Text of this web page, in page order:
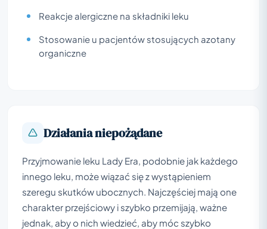
Reakcje alergiczne na składniki leku
Stosowanie u pacjentów stosujących azotany
organiczne
Działania niepożądane
Przyjmowanie leku Lady Era, podobnie jak każdego
innego leku, może wiązać się z wystąpieniem
szeregu skutków ubocznych. Najczęściej mają one
charakter przejściowy i szybko przemijają, ważne
jednak, aby o nich wiedzieć, aby móc szybko